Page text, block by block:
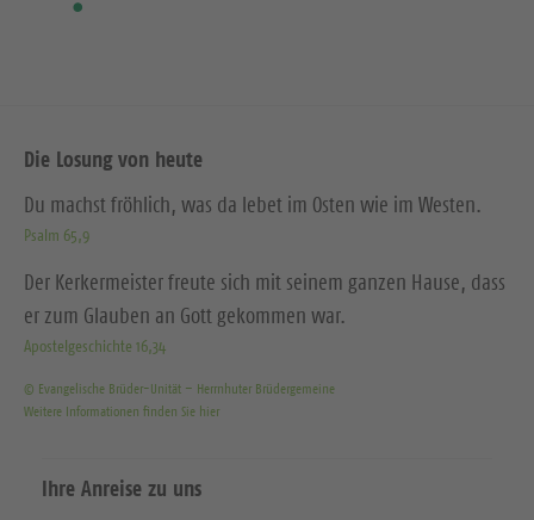
Die Losung von heute
Du machst fröhlich, was da lebet im Osten wie im Westen.
Psalm 65,9
Der Kerkermeister freute sich mit seinem ganzen Hause, dass
er zum Glauben an Gott gekommen war.
Apostelgeschichte 16,34
© Evangelische Brüder-Unität – Herrnhuter Brüdergemeine
Weitere Informationen finden Sie hier
Ihre Anreise zu uns